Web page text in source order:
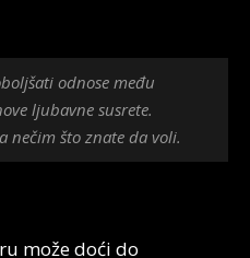
odnose među
ljubavne susrete.
nečim što znate da voli.
može doći do